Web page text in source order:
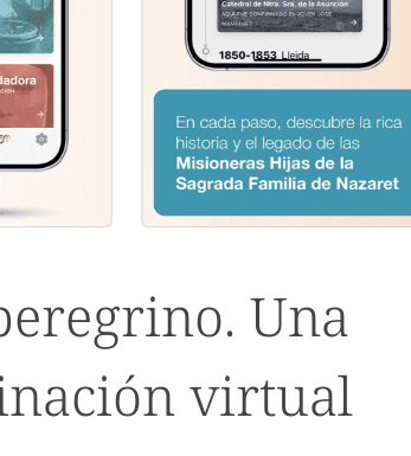
Una
virtual